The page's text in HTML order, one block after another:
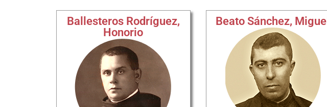
Ballesteros Rodríguez,
Honorio
Beato Sánchez, Miguel